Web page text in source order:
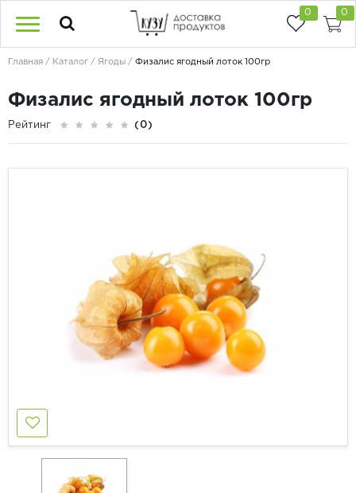
0 0
Главная Каталог Ягоды Физалис ягодный лоток 100гр
Физалис ягодный лоток 100гр
Рейтинг (0)